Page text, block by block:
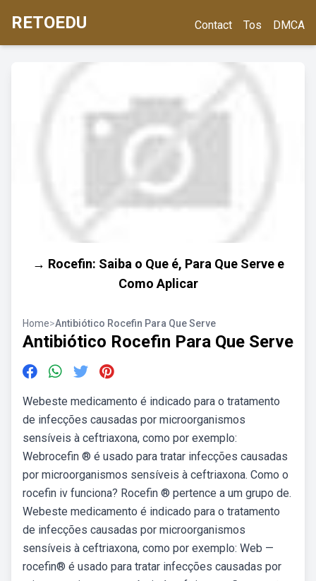
RETOEDU Contact Tos DMCA
→ Rocefin: Saiba o Que é, Para Que Serve e
Como Aplicar
Home>Antibiótico Rocefin Para Que Serve
Antibiótico Rocefin Para Que Serve
Webeste medicamento é indicado para o tratamento
de infecções causadas por microorganismos
sensíveis à ceftriaxona, como por exemplo:
Webrocefin ® é usado para tratar infecções causadas
por microorganismos sensíveis à ceftriaxona. Como o
rocefin iv funciona? Rocefin ® pertence a um grupo de.
Webeste medicamento é indicado para o tratamento
de infecções causadas por microorganismos
sensíveis à ceftriaxona, como por exemplo: Web —
rocefin® é usado para tratar infecções causadas por